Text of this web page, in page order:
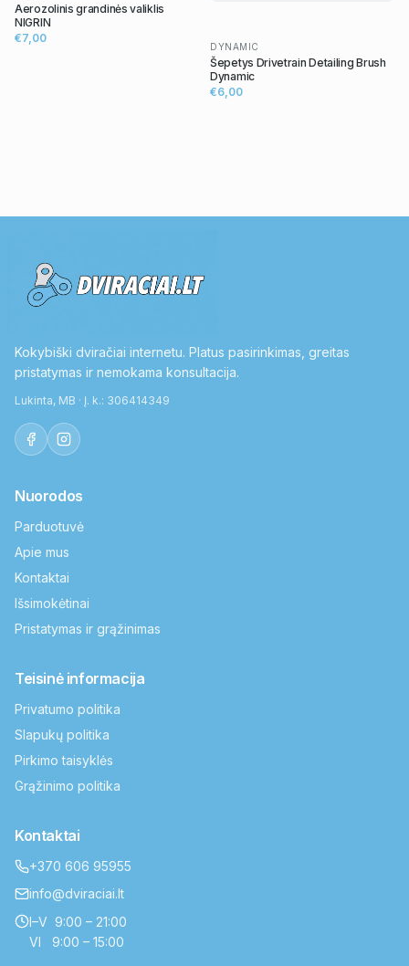
Aerozolinis grandinės valiklis
NIGRIN
€7,00
DYNAMIC
Šepetys Drivetrain Detailing Brush
Dynamic
€6,00
Kokybiški dviračiai internetu. Platus pasirinkimas, greitas
pristatymas ir nemokama konsultacija.
Lukinta, MB · Į. k.: 306414349
Nuorodos
Parduotuvė
Apie mus
Kontaktai
Išsimokėtinai
Pristatymas ir grąžinimas
Teisinė informacija
Privatumo politika
Slapukų politika
Pirkimo taisyklės
Grąžinimo politika
Kontaktai
+370 606 95955
info@dviraciai.lt
I–V 9:00 – 21:00
VI 9:00 – 15:00